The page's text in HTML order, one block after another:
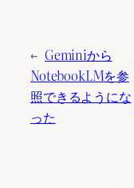
← Geminiから
NotebookLMを参
照できるようにな
った